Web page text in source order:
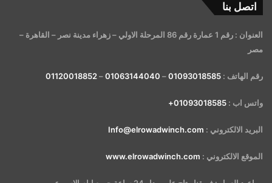
اتصل بنا
العنوان : رقم 1 عمارة رقم 86 المرحلة الاولي – زهراء مدينة نصر – القاهرة –
مصر
رقم الهاتف : 01093018585
–
01063144040
–
01120018852
واتس اب : 01093018585+
البريد الالكتروني : Info@elrowadwinch.com
الموقع الالكتروني : www.elrowadwinch.com